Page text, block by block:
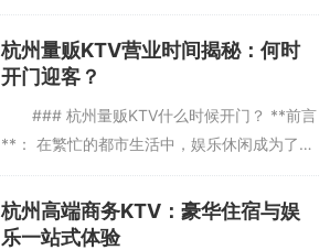
楚听到隔壁的唱歌；再说服务，自己买的小吃
和饮料不让带，服务员和前台还振振有词，说
有明文规定，杭州市都是这样规定...
杭州量贩KTV营业时间揭秘：何时
开门迎客？
### 杭州量贩KTV什么时候开门？ **前言
**： 在繁忙的都市生活中，娱乐休闲成为了人
们放松身心的重要方式之一。而KTV作为集娱
乐、聚会、放松于一体的场所，一直以来都备
受青睐。...
杭州高端商务KTV：豪华住宿与娱
乐一站式体验